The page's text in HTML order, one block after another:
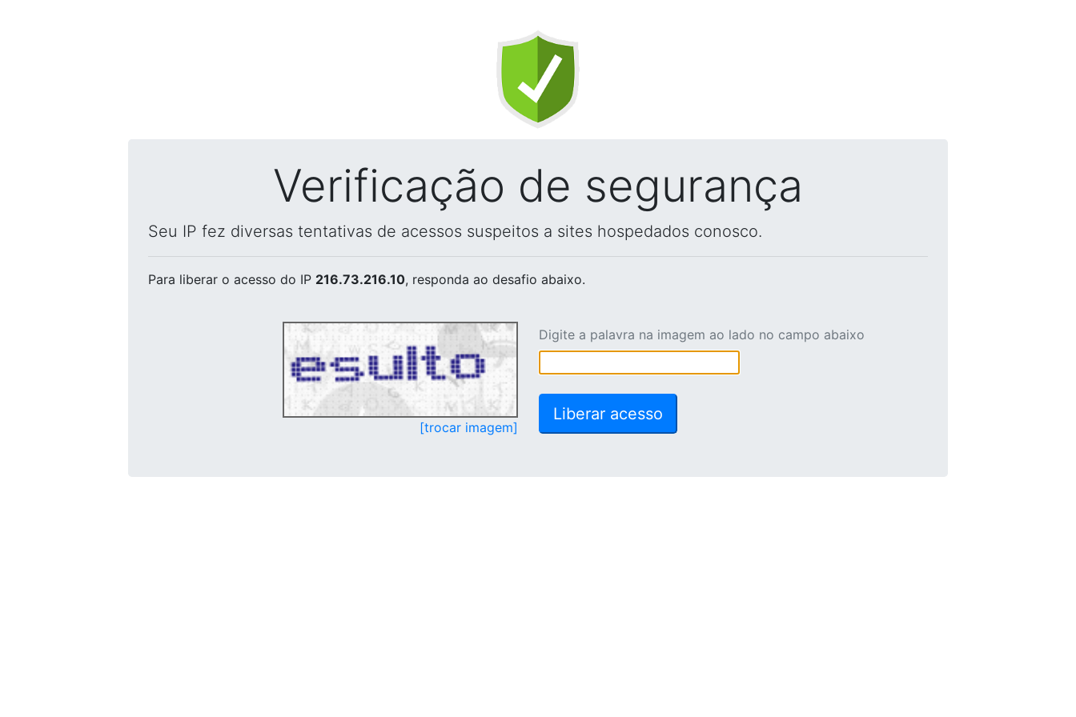
Verificação de segurança
Seu IP fez diversas tentativas de acessos suspeitos a sites hospedados conosco.
Para liberar o acesso do IP 216.73.216.10, responda ao desafio abaixo.
[trocar imagem]
Digite a palavra na imagem ao lado no campo abaixo